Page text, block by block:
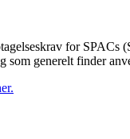
for
som generelt finder